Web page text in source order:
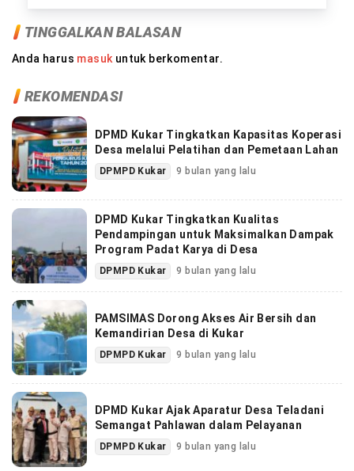
TINGGALKAN BALASAN
Anda harus masuk untuk berkomentar.
REKOMENDASI
DPMD Kukar Tingkatkan Kapasitas Koperasi
Desa melalui Pelatihan dan Pemetaan Lahan
DPMPD Kukar 9 bulan yang lalu
DPMD Kukar Tingkatkan Kualitas
Pendampingan untuk Maksimalkan Dampak
Program Padat Karya di Desa
DPMPD Kukar 9 bulan yang lalu
PAMSIMAS Dorong Akses Air Bersih dan
Kemandirian Desa di Kukar
DPMPD Kukar 9 bulan yang lalu
DPMD Kukar Ajak Aparatur Desa Teladani
Semangat Pahlawan dalam Pelayanan
DPMPD Kukar 9 bulan yang lalu